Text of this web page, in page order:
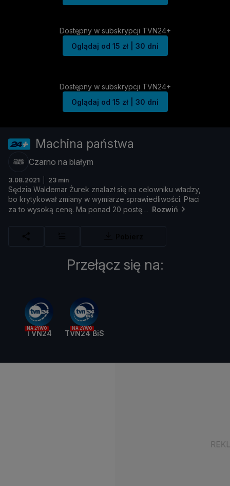
Dostępny w subskrypcji TVN24+
Oglądaj od 15 zł | 30 dni
Dostępny w subskrypcji TVN24+
Oglądaj od 15 zł | 30 dni
Machina państwa
Czarno na białym
3.08.2021 23 min
Sędzia Waldemar Żurek znalazł się na celowniku władzy,
bo krytykował zmiany w wymiarze sprawiedliwości. Płaci
zato wysoką cenę. Ma ponad 20 postę Rozwiń
Przełącz się na:
NA ŻYWO
TVN24
NA ŻYWO
TVN24 BiS